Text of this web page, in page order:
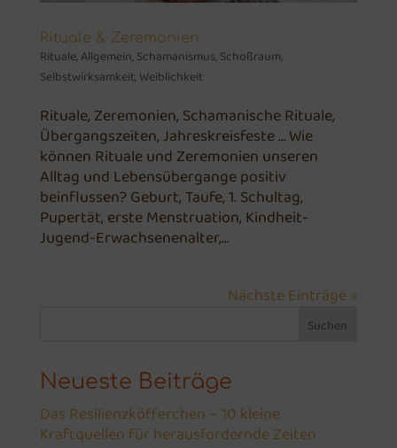
Rituale & Zeremonien
Rituale,Allgemein,Schamanismus,Schoßraum,
Selbstwirksamkeit,Weiblichkeit
Rituale, Zeremonien, Schamanische Rituale,
Übergangszeiten, Jahreskreisfeste … Wie
können Rituale und Zeremonien unseren
Alltag und Lebensübergange positiv
beinflussen? Geburt, Taufe, 1. Schultag,
Pupertät, erste Menstruation, Kindheit-
Jugend-Erwachsenenalter,...
Nächste Einträge »
Suchen
Neueste Beiträge
Das Resilienzköfferchen – 10 kleine
Kraftquellen für herausfordernde Zeiten